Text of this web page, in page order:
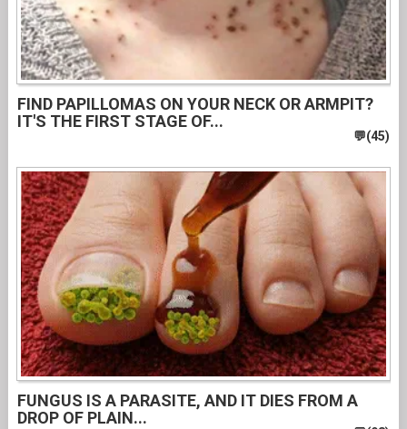
FIND PAPILLOMAS ON YOUR NECK OR ARMPIT?
IT'S THE FIRST STAGE OF...
FUNGUS IS A PARASITE, AND IT DIES FROM A
DROP OF PLAIN...